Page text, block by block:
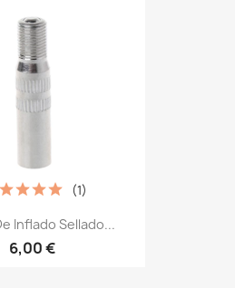
Inflado Sellado...
6,00 €
(1)